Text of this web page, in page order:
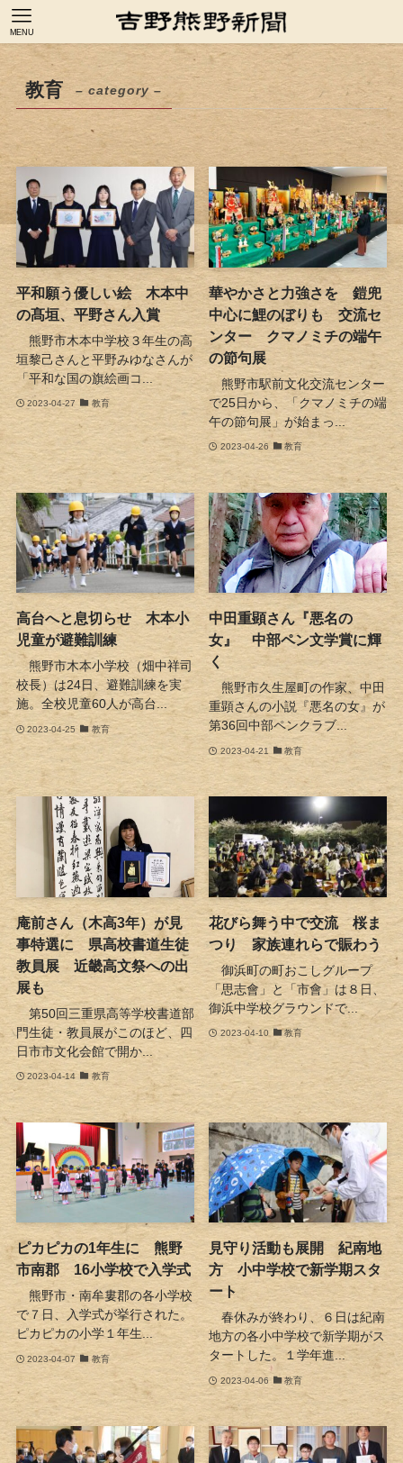
MENU
教育 – category –
平和願う優しい絵 木本中
の髙垣、平野さん入賞
熊野市木本中学校３年生の高
垣黎己さんと平野みゆなさんが
「平和な国の旗絵画コ...
2023-04-27 教育
華やかさと力強さを 鎧兜
中心に鯉のぼりも 交流セ
ンター クマノミチの端午
の節句展
熊野市駅前文化交流センター
で25日から、「クマノミチの端
午の節句展」が始まっ...
2023-04-26 教育
高台へと息切らせ 木本小
児童が避難訓練
熊野市木本小学校（畑中祥司
校長）は24日、避難訓練を実
施。全校児童60人が高台...
2023-04-25 教育
中田重顕さん『悪名の
女』 中部ペン文学賞に輝
く
熊野市久生屋町の作家、中田
重顕さんの小説『悪名の女』が
第36回中部ペンクラブ...
2023-04-21 教育
庵前さん（木高3年）が見
事特選に 県高校書道生徒
教員展 近畿高文祭への出
展も
第50回三重県高等学校書道部
門生徒・教員展がこのほど、四
日市市文化会館で開か...
2023-04-14 教育
花びら舞う中で交流 桜ま
つり 家族連れらで賑わう
御浜町の町おこしグループ
「思志會」と「市會」は８日、
御浜中学校グラウンドで...
2023-04-10 教育
ピカピカの1年生に 熊野
市南郡 16小学校で入学式
熊野市・南牟婁郡の各小学校
で７日、入学式が挙行された。
ピカピカの小学１年生...
2023-04-07 教育
見守り活動も展開 紀南地
方 小中学校で新学期スタ
ート
春休みが終わり、６日は紀南
地方の各小中学校で新学期がス
タートした。１学年進...
2023-04-06 教育